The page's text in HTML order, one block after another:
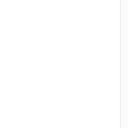
同意の上送信しま